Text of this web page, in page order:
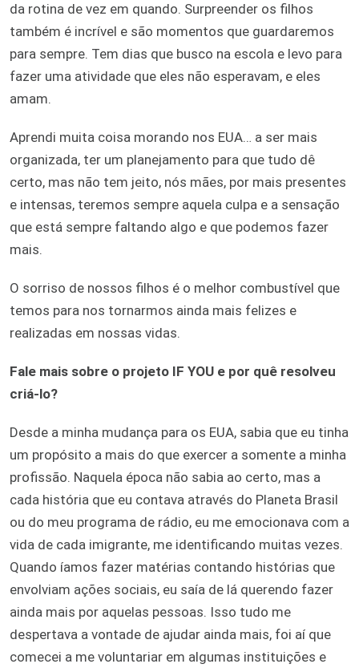
da rotina de vez em quando. Surpreender os filhos
também é incrível e são momentos que guardaremos
para sempre. Tem dias que busco na escola e levo para
fazer uma atividade que eles não esperavam, e eles
amam.
Aprendi muita coisa morando nos EUA… a ser mais
organizada, ter um planejamento para que tudo dê
certo, mas não tem jeito, nós mães, por mais presentes
e intensas, teremos sempre aquela culpa e a sensação
que está sempre faltando algo e que podemos fazer
mais.
O sorriso de nossos filhos é o melhor combustível que
temos para nos tornarmos ainda mais felizes e
realizadas em nossas vidas.
Fale mais sobre o projeto IF YOU e por quê resolveu
criá-lo?
Desde a minha mudança para os EUA, sabia que eu tinha
um propósito a mais do que exercer a somente a minha
profissão. Naquela época não sabia ao certo, mas a
cada história que eu contava através do Planeta Brasil
ou do meu programa de rádio, eu me emocionava com a
vida de cada imigrante, me identificando muitas vezes.
Quando íamos fazer matérias contando histórias que
envolviam ações sociais, eu saía de lá querendo fazer
ainda mais por aquelas pessoas. Isso tudo me
despertava a vontade de ajudar ainda mais, foi aí que
comecei a me voluntariar em algumas instituições e